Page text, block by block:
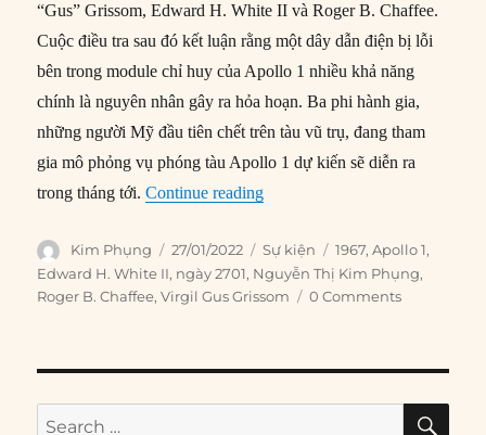
“Gus” Grissom, Edward H. White II và Roger B. Chaffee.
Cuộc điều tra sau đó kết luận rằng một dây dẫn điện bị lỗi
bên trong module chỉ huy của Apollo 1 nhiều khả năng
chính là nguyên nhân gây ra hỏa hoạn. Ba phi hành gia,
những người Mỹ đầu tiên chết trên tàu vũ trụ, đang tham
gia mô phỏng vụ phóng tàu Apollo 1 dự kiến sẽ diễn ra
trong tháng tới.Continue reading“27/01/1967: Ba phi hành gia
Author
Kim Phụng
Posted
on
27/01/2022 Categories
Sự kiện Tags
1967,Apollo 1,
Edward H. White II, ngày 2701, Nguyễn Thị Kim Phụng,
Roger B. Chaffee,Virgil Gus Grissom 0 Comments
Search